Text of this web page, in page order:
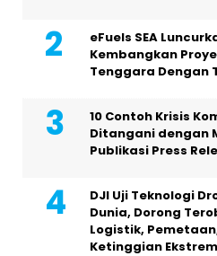
eFuels SEA
Kembangkan
Tenggara Dengan
10 Contoh Krisis
Ditangani dengan
Publikasi Press
DJI Uji Teknologi
Dunia, Dorong
Logistik,
Ketinggian Ekstrem